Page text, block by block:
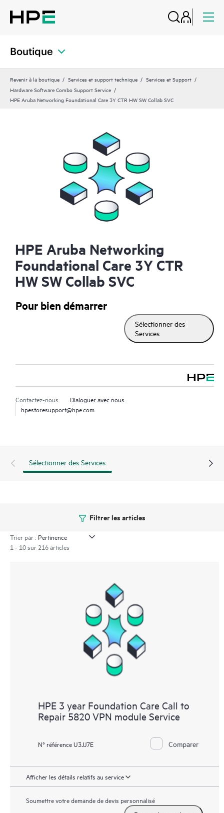
Boutique
Revenir à la boutique Services et support technique
Services et Support
Hardware Software Combo Support Service
HPE Aruba Networking Foundational Care 3Y CTR HW SW Collab SVC
HPE Aruba Networking
Foundational Care 3Y CTR
HW SW Collab SVC
Pour bien démarrer
Sélectionner des
Services
Contactez-nous
Dialoguer avec nous
hpestoresupport@hpe.com
Sélectionner des Services
Filtrer les articles
Trier par :
1 - 10 sur 216 articles
HPE 3 year Foundation Care Call to
Repair 5820 VPN module Service
N° référence U3JJ7E Comparer
Afficher les détails relatifs au service
Soumettre votre demande de devis personnalisé